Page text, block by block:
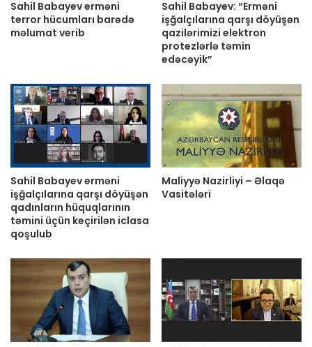
Sahil Babayev erməni
terror hücumları barədə
məlumat verib
Sahil Babayev: “Erməni
işğalçılarına qarşı döyüşən
qazilərimizi elektron
protezlərlə təmin
edəcəyik”
Sahil Babayev erməni
işğalçılarına qarşı döyüşən
qadınların hüquqlarının
təmini üçün keçirilən iclasa
qoşulub
Maliyyə Nazirliyi – Əlaqə
Vasitələri